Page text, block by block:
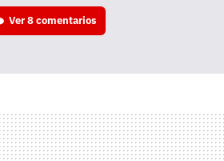
Ver8 comentarios